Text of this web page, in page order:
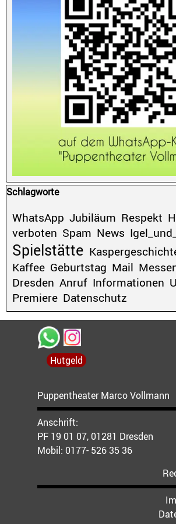
Block überspringen Schlagworte
Schlagworte
WhatsApp Jubiläum Respekt
verboten Spam News
Spielstätte
Kaffee Geburtstag Mail
Dresden Anruf Informationen
Premiere Datenschutz
Puppentheater Marco Vollmann
Anschrift:
PF 19 01 07, 01281 Dresden
Mobil: 0177- 526 35 36
Hutgeld